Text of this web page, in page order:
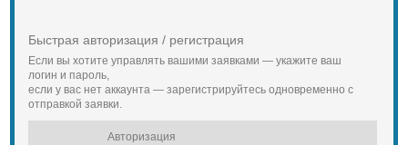
Быстрая авторизация / регистрация
Если вы хотите управлять вашими заявками — укажите ваш
логин и пароль,
если у вас нет аккаунта — зарегистрируйтесь одновременно с
отправкой заявки.
Авторизация